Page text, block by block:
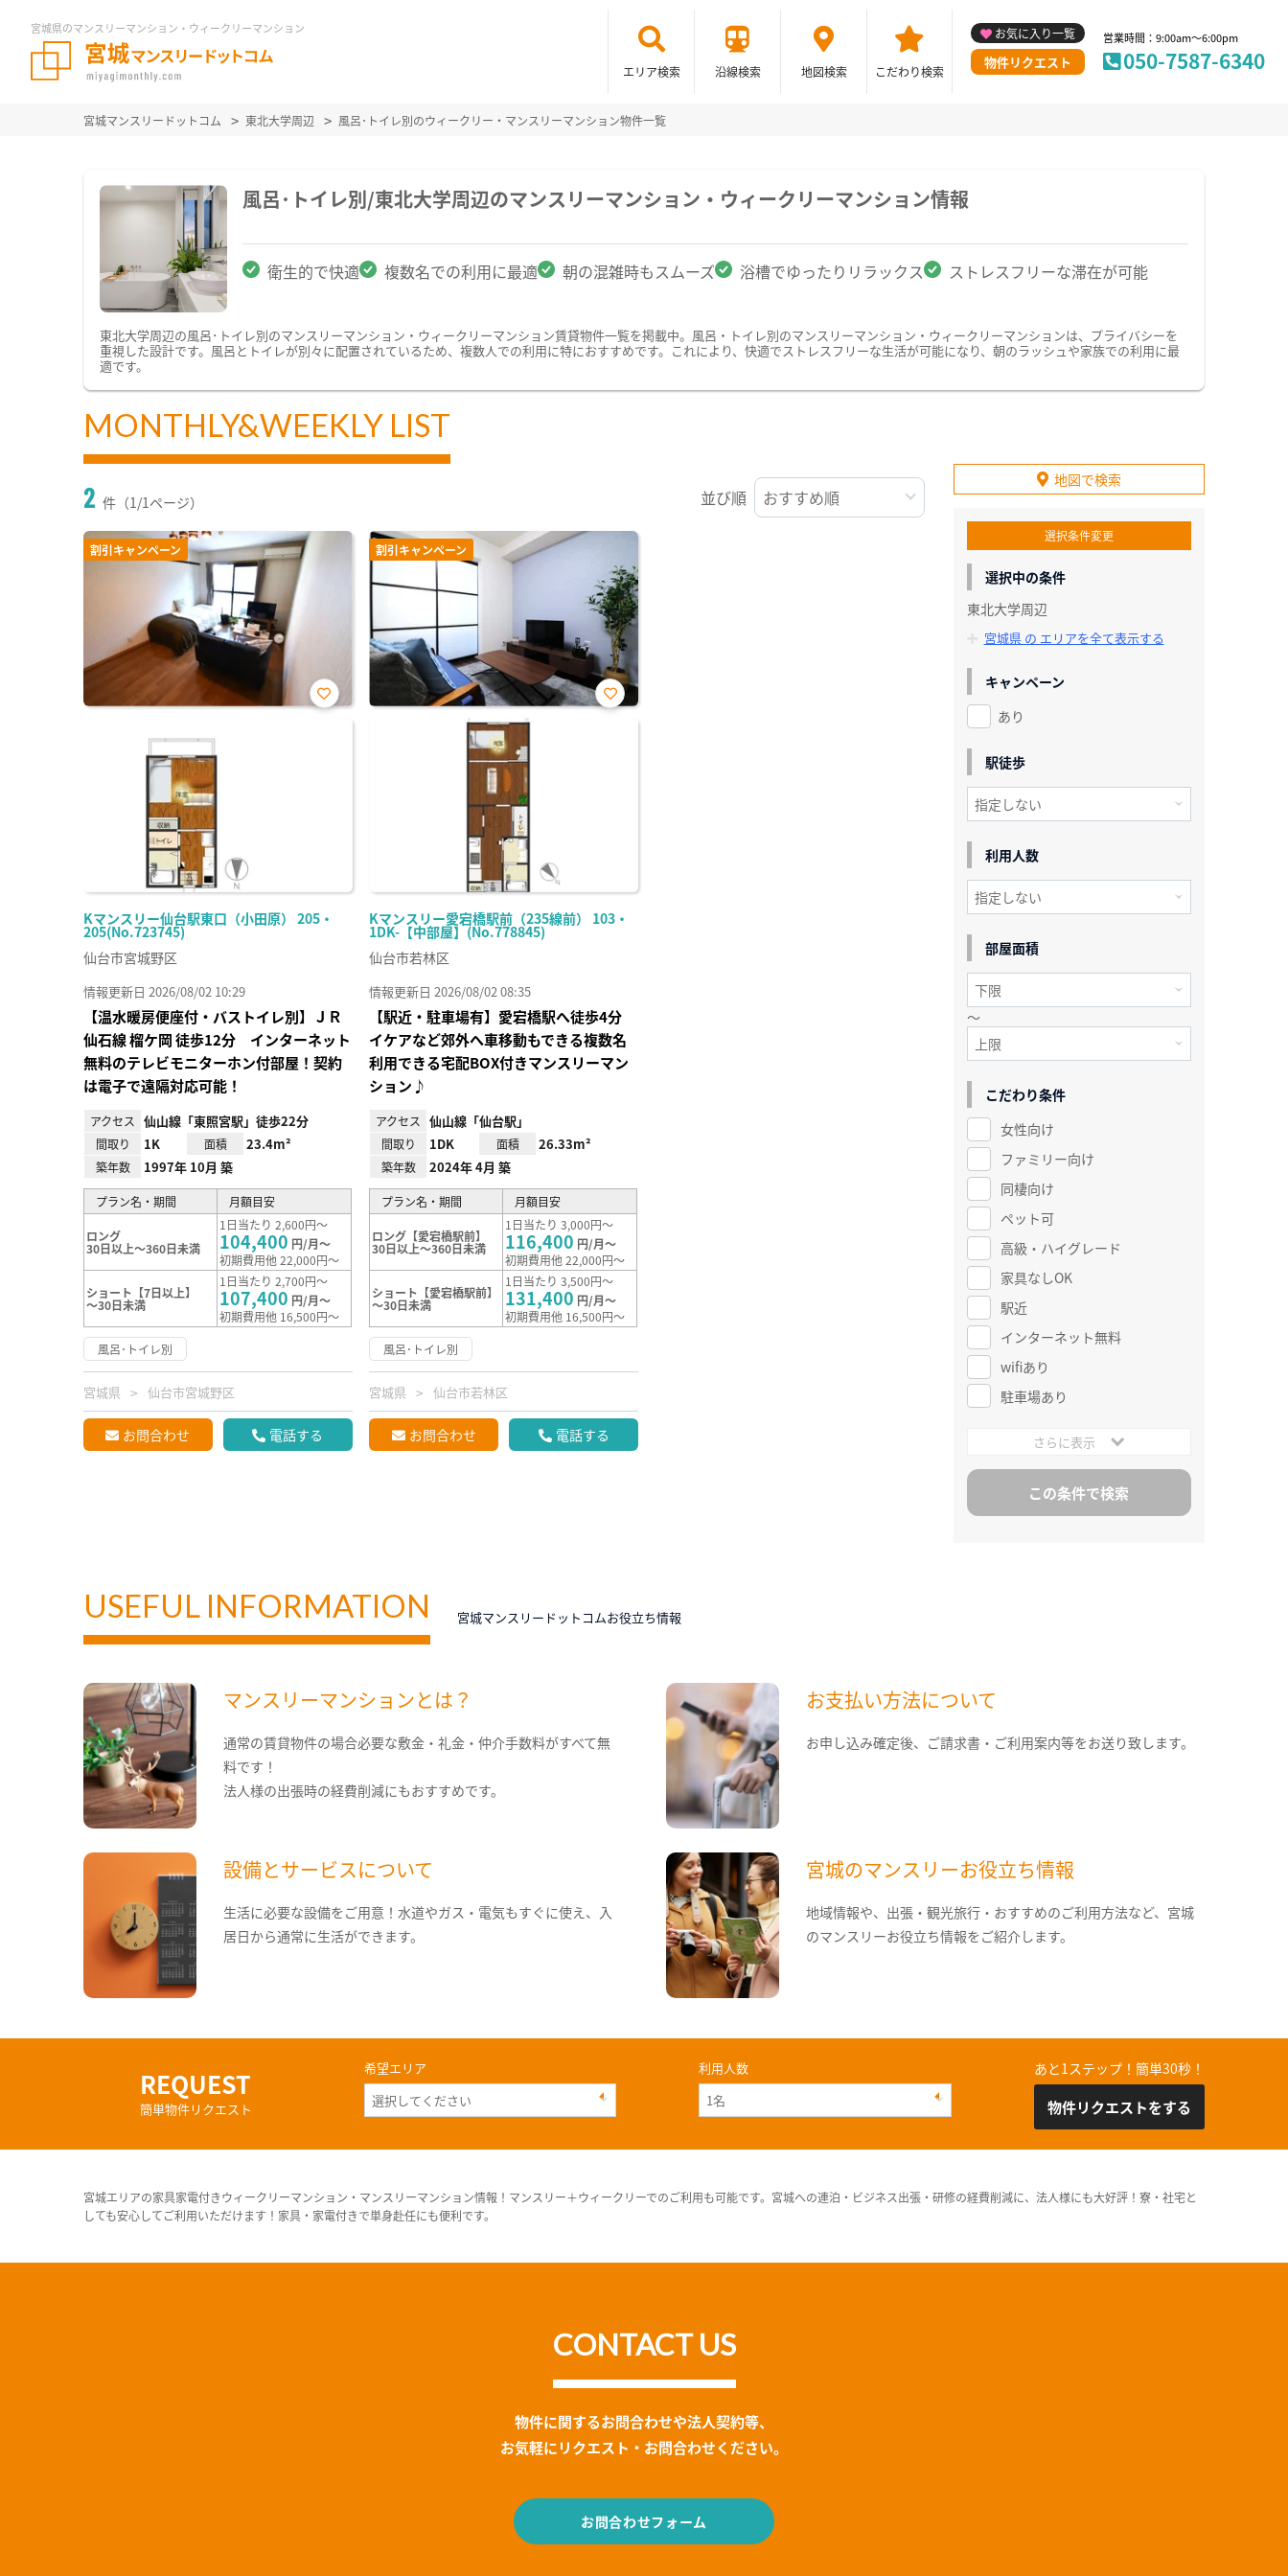
宮城県のマンスリーマンション・ウィークリーマンション
エリア検索 沿線検索 地図検索 こだわり検索
お気に入り一覧
物件リクエスト
営業時間：9:00am～6:00pm
050-7587-6340
宮城マンスリードットコム 東北大学周辺 風呂･トイレ別のウィークリー・マンスリーマンション物件一覧
風呂･トイレ別/東北大学周辺のマンスリーマンション・ウィークリーマンション情報
衛生的で快適 複数名での利用に最適 朝の混雑時もスムーズ 浴槽でゆったりリラックス ストレスフリーな滞在が可能
東北大学周辺の風呂･トイレ別のマンスリーマンション・ウィークリーマンション賃貸物件一覧を掲載中。風呂・トイレ別のマンスリーマンション・ウィークリーマンションは、プライバシーを
重視した設計です。風呂とトイレが別々に配置されているため、複数人での利用に特におすすめです。これにより、快適でストレスフリーな生活が可能になり、朝のラッシュや家族での利用に最
適です。
MONTHLY&WEEKLY LIST
2 件（1/1ページ） 並び順
割引キャンペーン
Kマンスリー仙台駅東口（小田原） 205・
205(No.723745)
お気
仙台市宮城野区
情報更新日 2026/08/02 10:29
【温水暖房便座付・バストイレ別】ＪＲ
仙⽯線 榴ケ岡 徒歩12分 インターネット
無料のテレビモニターホン付部屋！契約
は電子で遠隔対応可能！
アクセス 仙山線「東照宮駅」徒歩22分
間取り 1K 面積 23.4m²
築年数 1997年 10月 築
プラン名・期間 月額目安
ロング
30日以上～360日未満
1日当たり 2,600円～
104,400 円/月～
初期費用他 22,000円～
ショート【7日以上】
～30日未満
1日当たり 2,700円～
107,400 円/月～
初期費用他 16,500円～
風呂･トイレ別
宮城県 仙台市宮城野区
お問合わせ 電話する
割引キャンペーン
Kマンスリー愛宕橋駅前（235線前） 103・
1DK-【中部屋】(No.778845)
お気
仙台市若林区
情報更新日 2026/08/02 08:35
【駅近・駐車場有】愛宕橋駅へ徒歩4分
イケアなど郊外へ車移動もできる複数名
利用できる宅配BOX付きマンスリーマン
ション♪
アクセス 仙山線「仙台駅」
間取り 1DK 面積 26.33m²
築年数 2024年 4月 築
プラン名・期間 月額目安
ロング【愛宕橋駅前】
30日以上～360日未満
1日当たり 3,000円～
116,400 円/月～
初期費用他 22,000円～
ショート【愛宕橋駅前】
～30日未満
1日当たり 3,500円～
131,400 円/月～
初期費用他 16,500円～
風呂･トイレ別
宮城県 仙台市若林区
お問合わせ 電話する
地図で検索
選択条件変更
選択中の条件
東北大学周辺
宮城県 の エリアを全て表示する
キャンペーン
あり
駅徒歩
利用人数
部屋面積
～
こだわり条件
女性向け
ファミリー向け
同棲向け
ペット可
高級・ハイグレード
家具なしOK
駅近
インターネット無料
wifiあり
駐車場あり
さらに表示
USEFUL INFORMATION 宮城マンスリードットコムお役立ち情報
マンスリーマンションとは？
通常の賃貸物件の場合必要な敷金・礼金・仲介手数料がすべて無
料です！
法人様の出張時の経費削減にもおすすめです。
お支払い方法について
お申し込み確定後、ご請求書・ご利用案内等をお送り致します。
設備とサービスについて
生活に必要な設備をご用意！水道やガス・電気もすぐに使え、入
居日から通常に生活ができます。
宮城のマンスリーお役立ち情報
地域情報や、出張・観光旅行・おすすめのご利用方法など、宮城
のマンスリーお役立ち情報をご紹介します。
REQUEST
簡単物件リクエスト
希望エリア 利用人数 あと1ステップ！簡単30秒！
物件リクエストをする
宮城エリアの家具家電付きウィークリーマンション・マンスリーマンション情報！マンスリー＋ウィークリーでのご利用も可能です。宮城への連泊・ビジネス出張・研修の経費削減に、法人様にも大好評！寮・社宅と
しても安心してご利用いただけます！家具・家電付きで単身赴任にも便利です。
CONTACT US
物件に関するお問合わせや法人契約等、
お気軽にリクエスト・お問合わせください。
お問合わせフォーム